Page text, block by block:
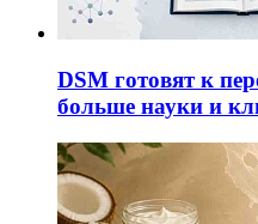
DSM готовят к
больше науки и